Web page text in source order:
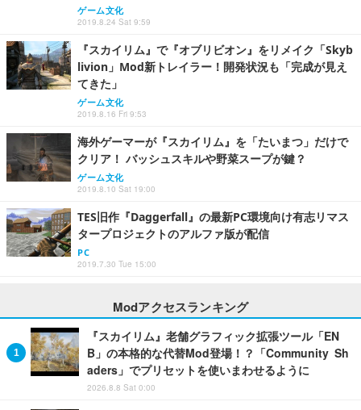
ゲーム文化
2019.8.24 Sat 9:59
『スカイリム』で『オブリビオン』をリメイク「Skyb
livion」Mod新トレイラー！開発状況も「完成が見え
てきた」
ゲーム文化
2019.8.16 Fri 9:53
海外ゲーマーが『スカイリム』を「たいまつ」だけで
クリア！ バッシュスキルや野菜スープが鍵？
ゲーム文化
2019.8.10 Sat 19:00
TES旧作『Daggerfall』の最新PC環境向け有志リマス
タープロジェクトのアルファ版が配信
PC
2019.7.30 Tue 15:00
Modアクセスランキング
『スカイリム』老舗グラフィック拡張ツール「EN
B」の本格的な代替Mod登場！？「Community Sh
aders」でプリセットを使いまわせるように
2026.8.8 Sat 0:00